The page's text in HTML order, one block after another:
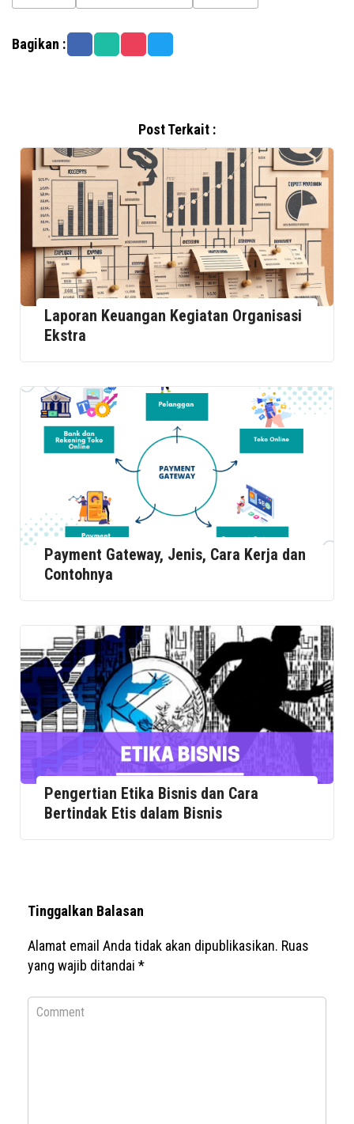
Bagikan :
Post Terkait :
Laporan Keuangan Kegiatan Organisasi
Ekstra
Payment Gateway, Jenis, Cara Kerja dan
Contohnya
Pengertian Etika Bisnis dan Cara
Bertindak Etis dalam Bisnis
Tinggalkan Balasan
Alamat email Anda tidak akan dipublikasikan. Ruas
yang wajib ditandai *